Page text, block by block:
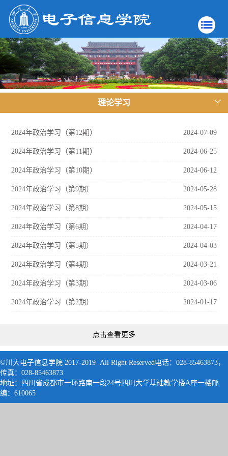
理论学习
2024-07-09
2024年政治学习（第12期）
2024-06-25
2024年政治学习（第11期）
2024-06-12
2024年政治学习（第10期）
2024-05-28
2024年政治学习（第9期）
2024-05-15
2024年政治学习（第8期）
2024-04-17
2024年政治学习（第6期）
2024-04-03
2024年政治学习（第5期）
2024-03-21
2024年政治学习（第4期）
2024-03-06
2024年政治学习（第3期）
2024-01-17
2024年政治学习（第2期）
点击查看更多
©川大电子信息学院 2017-2019 All Right Reserved电话：028-85463873，
传真：028-85463873
地址：四川省成都市一环路南一段24号四川大学基础教学楼A座一楼邮
编：610065